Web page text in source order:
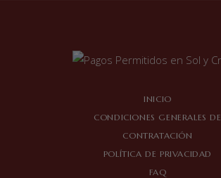
INICIO
CONDICIONES GENERALES DE
CONTRATACIÓN
POLÍTICA DE PRIVACIDAD
FAQ